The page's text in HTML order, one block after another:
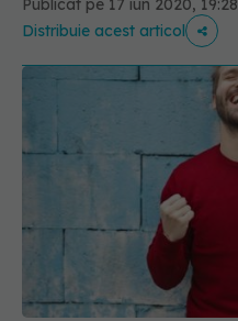
Publicat pe 17 iun 2020, 19:28
Distribuie acest articol